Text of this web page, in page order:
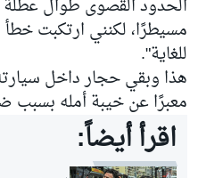
الحدود القُصوى طوال عطلة
مسيطرًا، لكنني ارتكبت
للغاية".
هذا وبقي حجار داخل
معبرًا عن خيبة أمله
اقرأ أيضاً: